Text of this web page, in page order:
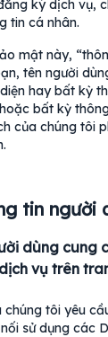
ký dịch vụ,
tin cá nhân.
mật này,
tên người
hay bất kỳ
bất kỳ
của chúng tôi
tin người
dùng cung
vụ trên
chúng tôi yêu
sử dụng các